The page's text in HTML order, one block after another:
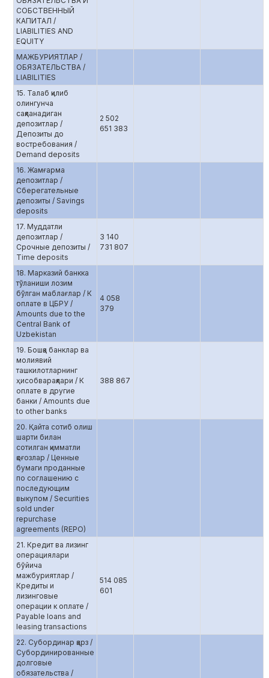
СОБСТВЕННЫЙ
КАПИТАЛ /
LIABILITIES AND
EQUITY
МАЖБУРИЯТЛАР /
ОБЯЗАТЕЛЬСТВА /
LIABILITIES
15. Талаб қилиб
олингунча
сақланадиган
депозитлар /
Депозиты до
востребования /
Demand deposits
2 502
651 383
16. Жамғарма
депозитлар /
Сберегательные
депозиты / Savings
deposits
17. Муддатли
депозитлар /
Срочные депозиты /
Time deposits
3 140
731 807
18. Марказий банкка
тўланиши лозим
бўлган маблағлар / К
оплате в ЦБРУ /
Amounts due to the
Central Bank of
Uzbekistan
4 058
379
19. Бошқа банклар ва
молиявий
ташкилотларнинг
ҳисобварақлари / К
оплате в другие
банки / Amounts due
to other banks
388 867
20. Қайта сотиб олиш
шарти билан
сотилган қимматли
қоғозлар / Ценные
бумаги проданные
по соглашению с
последующим
выкупом / Securities
sold under
repurchase
agreements (REPO)
21. Кредит ва лизинг
операциялари
бўйича
мажбуриятлар /
Кредиты и
лизинговые
операции к оплате /
Payable loans and
leasing transactions
514 085
601
22. Субординар қарз /
Субординированные
долговые
обязательства /